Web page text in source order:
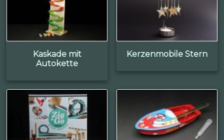
Kaskade mit
Autokette
Kerzenmobile Stern